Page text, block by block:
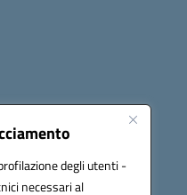
degli utenti -
necessari al